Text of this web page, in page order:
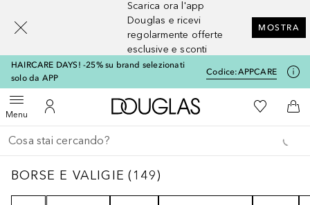
Scarica ora l'app
Douglas e ricevi
regolarmente offerte
esclusive e sconti
MOSTRA
HAIRCARE DAYS! -25% su brand selezionati
solo da APP
Codice:APPCARE
MenuApri menuAl Mio Account
A Douglas HomeAlla Mia
Al
Torna indietro
Esegui ricerca
BORSE E VALIGIE 149
BORSE E VALIGIE (149)
[navigation.slideout.screenreader]